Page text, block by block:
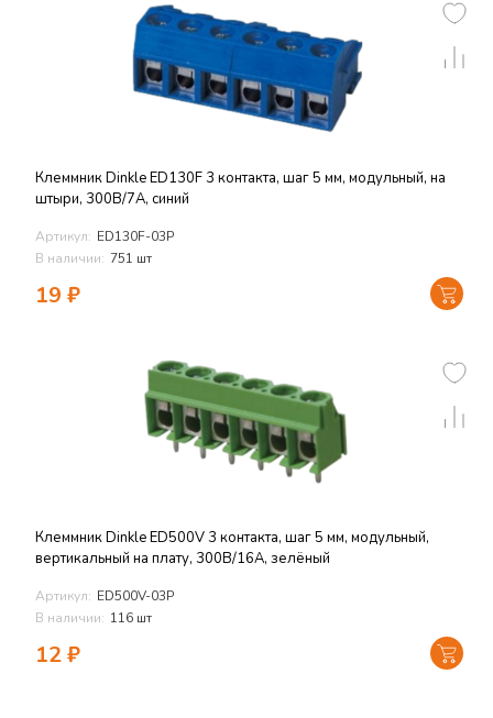
Клеммник Dinkle ED130F 3 контакта, шаг 5 мм, модульный, на
штыри, 300В/7А, синий
Артикул: ED130F-03P
В наличии: 751 шт
19 ₽
Клеммник Dinkle ED500V 3 контакта, шаг 5 мм, модульный,
вертикальный на плату, 300В/16А, зелёный
Артикул: ED500V-03P
В наличии: 116 шт
12₽